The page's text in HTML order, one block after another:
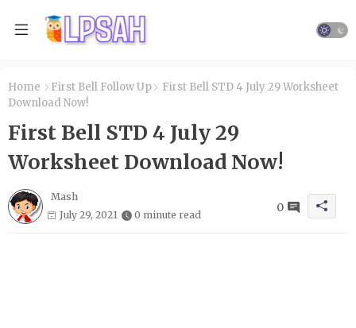
Home First Bell Follow Up
First Bell STD 4 July 29 Worksheet
Download Now!
First Bell STD 4 July 29
Worksheet Download Now!
Mash
July 29, 2021
0 minute read
0